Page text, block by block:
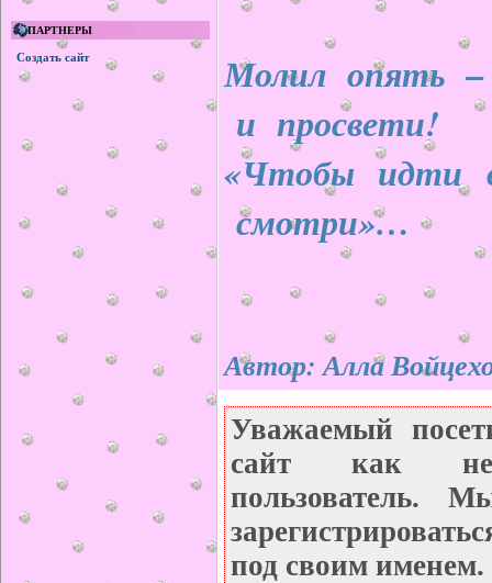
ПАРТНЕРЫ
Создать сайт
Молил опять –
и просвети!
«Чтобы идти
смотри»…
Автор: Алла
Уважаемый
сайт как
пользователь.
под своим именем.